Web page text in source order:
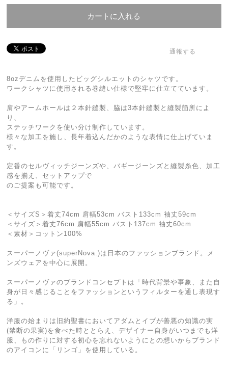
カートに入れる
通報する
8ozデニムを使用したビッグシルエットのシャツです。
ワークシャツに使用される巻縫い仕様で堅牢に仕立てています。
肩やアームホールは２本針縫製、脇は3本針縫製と縫製箇所によ
り、
ステッチワークを使い分け制作しています。
様々な加工を施し、長年着込んだかのような表情に仕上げていま
す。
定番のセルヴィッチジーンズや、バギージーンズと縫製糸色、加工
感を揃え、セットアップで
のご提案も可能です。
＜サイズS＞着丈74cm 肩幅53cm バスト133cm 袖丈59cm
＜サイズ＞着丈76cm 肩幅55cm バスト137cm 袖丈60cm
＜素材＞コットン100%
スーパーノヴァ(superNova.)は日本のファッションブランド。メ
ンズウェアを中心に展開。
スーパーノヴァのブランドコンセプトは「時代背景や事象、また自
身が日々感じることをファッションというフィルターを通し表現す
る」。
洋服の始まりは旧約聖書においてアダムとイブが善悪の知識の実
(禁断の果実)を食べた時ととらえ、デザイナー自身がいつまでも洋
服、もの作りに対する初心を忘れないようにとの想いからブランド
のアイコンに「リンゴ」を使用している。